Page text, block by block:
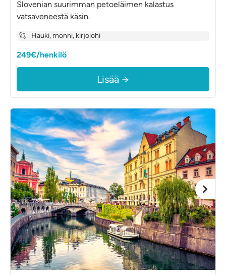
Slovenian suurimman petoeläimen kalastus
vatsaveneestä käsin.
Hauki, monni, kirjolohi
249€/henkilö
Lisää →